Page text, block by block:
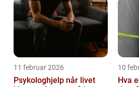
11 februar 2026
Psykologhjelp når livet
10
Hva